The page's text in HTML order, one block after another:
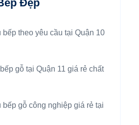
Đẹp
bếp theo yêu cầu tại Quận 10
gỗ tại Quận 11 giá rẻ chất
bếp gỗ công nghiệp giá rẻ tại